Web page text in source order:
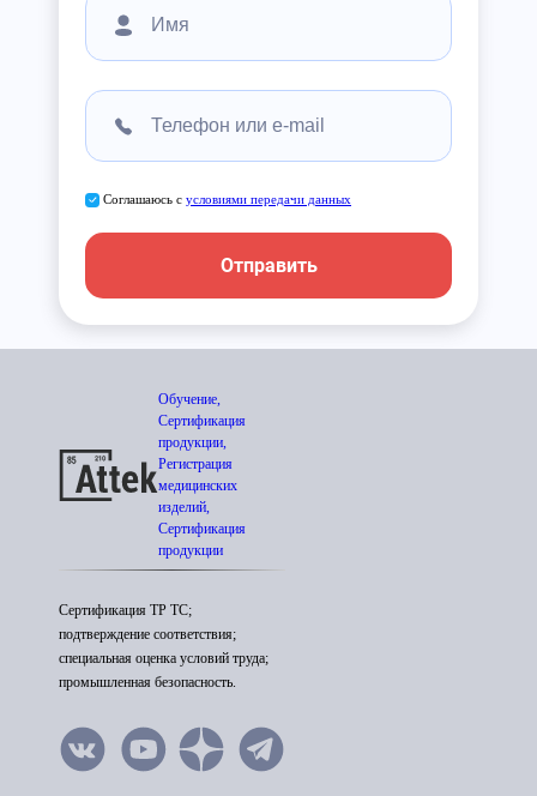
Соглашаюсь с условиями передачи данных
Отправить
Обучение,
Сертификация
продукции,
Регистрация
медицинских
изделий,
Сертификация
продукции
Сертификация ТР ТС;
подтверждение соответствия;
специальная оценка условий труда;
промышленная безопасность.